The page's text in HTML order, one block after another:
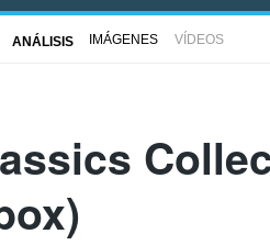
ANÁLISIS IMÁGENES VÍDEOS